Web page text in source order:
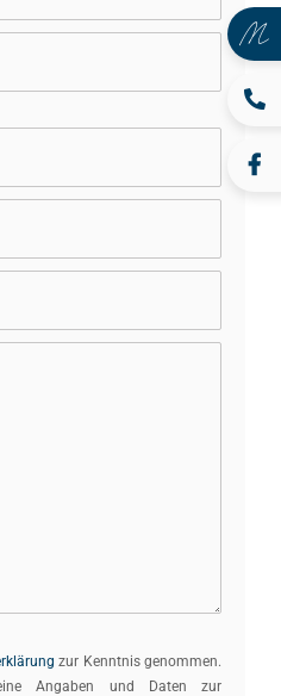
zur Kenntnis genommen.
Angaben und Daten zur